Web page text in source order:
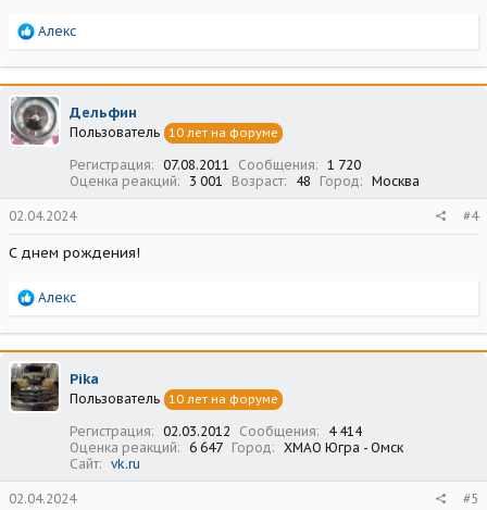
Р
а
к
ц
и
и
Алекс
Дельфин
Пользователь 10 лет на форуме
Регистрация 07.08.2011 Сообщения
1 720
Оценка реакций
3 001 Возраст 48 Город Москва
02.04.2024 #4
С днем рождения!
Р
а
к
ц
и
и
Алекс
Pika
Пользователь 10 лет на форуме
Регистрация 02.03.2012 Сообщения
4 414
Оценка реакций
6 647 Город
ХМАО Югра - Омск
Сайт
vk.ru
02.04.2024 #5